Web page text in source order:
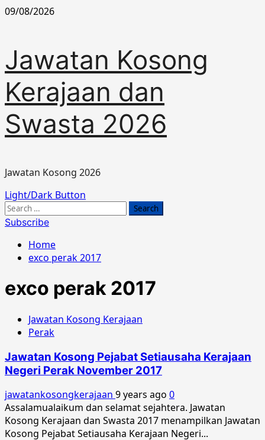
Skip
09/08/2026
Jawatan Kosong
Kerajaan dan
Swasta 2026
Jawatan Kosong 2026
Primary
Menu
Light/Dark Button
Search
for:
Subscribe
Home
exco perak 2017
exco perak 2017
Jawatan Kosong Kerajaan
Perak
Jawatan Kosong Pejabat Setiausaha Kerajaan
Negeri Perak November 2017
jawatankosongkerajaan 9 years ago 0
Assalamualaikum dan selamat sejahtera. Jawatan
Kosong Kerajaan dan Swasta 2017 menampilkan Jawatan
Kosong Pejabat Setiausaha Kerajaan Negeri...